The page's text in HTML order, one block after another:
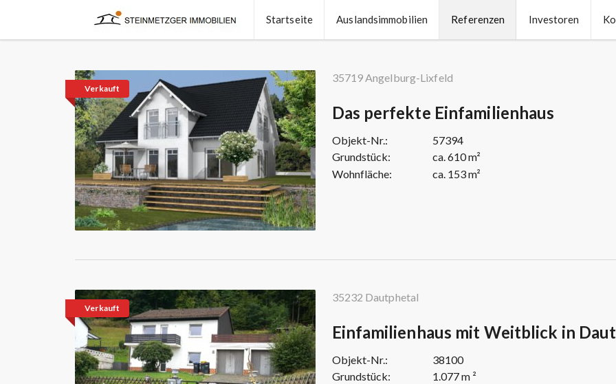
Startseite Auslandsimmobilien Referenzen Investoren
Verkauft
35719 Angelburg-Lixfeld
Das perfekte Einfamilienhaus
Objekt-Nr.:
57394
Grundstück:
ca. 610 m²
Wohnfläche:
ca. 153 m²
Verkauft
35232 Dautphetal
Einfamilienhaus mit Weitblick in
Objekt-Nr.:
38100
Grundstück:
1.077 m ²